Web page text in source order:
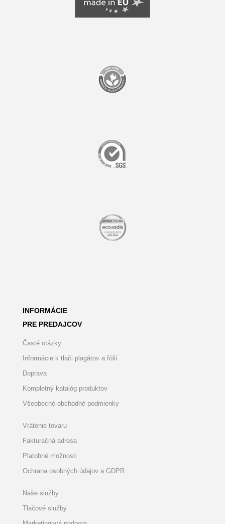
INFORMÁCIE
PRE PREDAJCOV
Časté otázky
Informácie k tlači plagátov a fólií
Doprava
Kompletný katalóg produktov
Všeobecné obchodné podmienky
Vrátenie tovaru
Fakturačná adresa
Platobné možnosti
Ochrana osobných údajov a GDPR
Naše služby
Tlačové služby